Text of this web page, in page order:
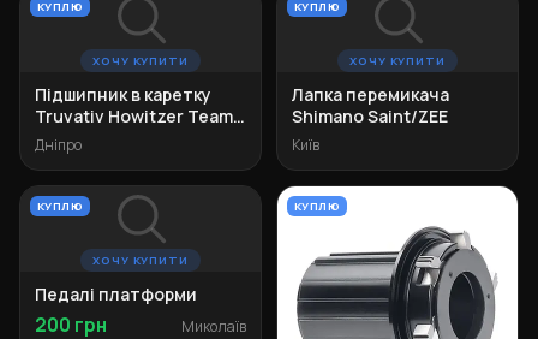
ХОЧУ КУПИТИ
КУПЛЮ
Підшипник в каретку
Truvativ Howitzer Team
XR 68/73
Дніпро
ХОЧУ КУПИТИ
КУПЛЮ
Лапка перемикача
Shimano Saint/ZEE
Київ
ХОЧУ КУПИТИ
КУПЛЮ
Педалі платформи
200 грн Миколаїв
КУПЛЮ